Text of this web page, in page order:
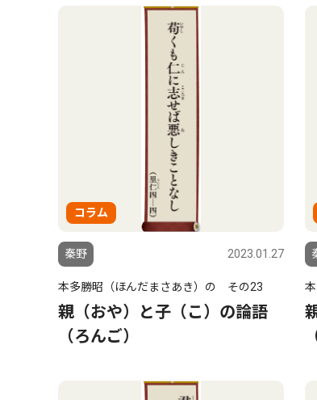
コラム
秦野 2023.01.27
本多勝昭（ほんだまさあき）の その23
親（おや）と子（こ）の論語
（ろんご）